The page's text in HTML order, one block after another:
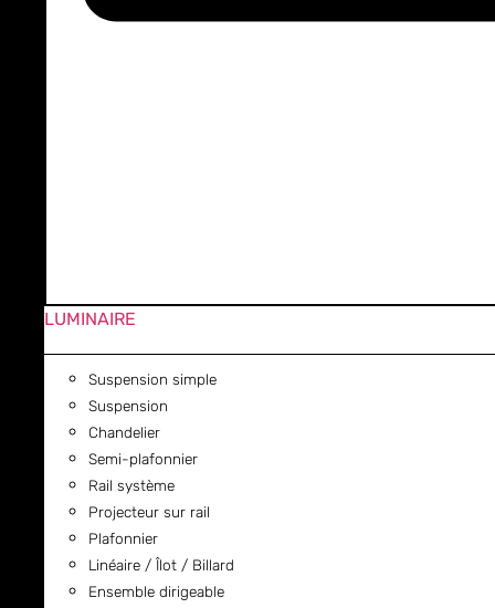
LUMINAIRE
Suspension simple
Suspension
Chandelier
Semi-plafonnier
Rail système
Projecteur sur rail
Plafonnier
Linéaire / Îlot / Billard
Ensemble dirigeable